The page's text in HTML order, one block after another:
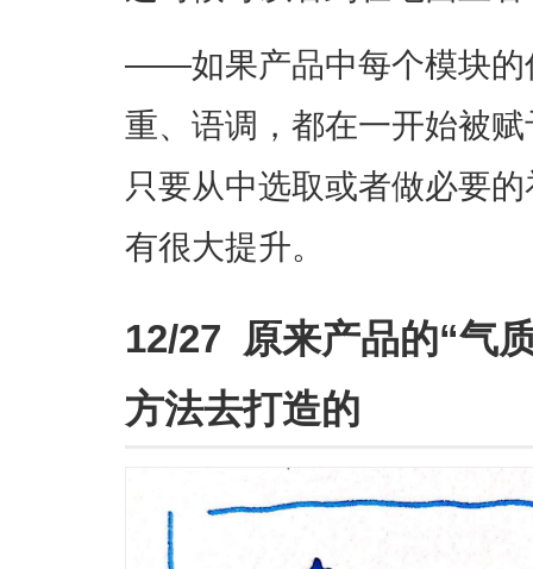
——如果产品中每个模块的
重、语调，都在一开始被
只要从中选取或者做必要
有很大提升。
12/27 原来产品的“气
方法去打造的